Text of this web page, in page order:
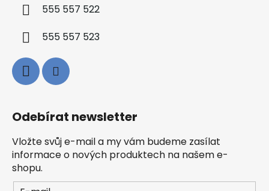
555 557 522
555 557 523
Odebírat newsletter
Vložte svůj e-mail a my vám budeme zasílat
informace o nových produktech na našem e-
shopu.